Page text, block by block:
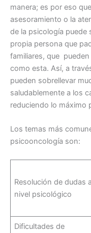
manera; es por eso
asesoramiento o la
de la psicología puede
propia persona que
familiares, que
como esta. Así, a
pueden sobrellevar
saludablemente a los
reduciendo lo máximo
Los temas más
psicooncología son:
Resolución de dudas a
nivel psicológico
Dificultades de